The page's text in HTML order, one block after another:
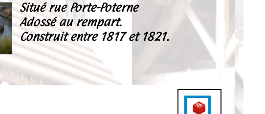
Situé rue Porte-Poterne
Adossé au rempart.
Construit entre 1817 et 1821.